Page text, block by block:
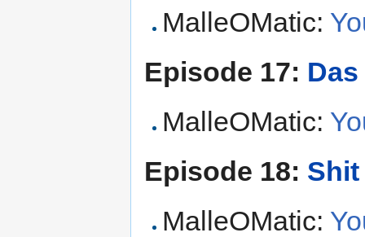
MalleOMatic:
Episode 17:
MalleOMatic:
Episode 18:
MalleOMatic: